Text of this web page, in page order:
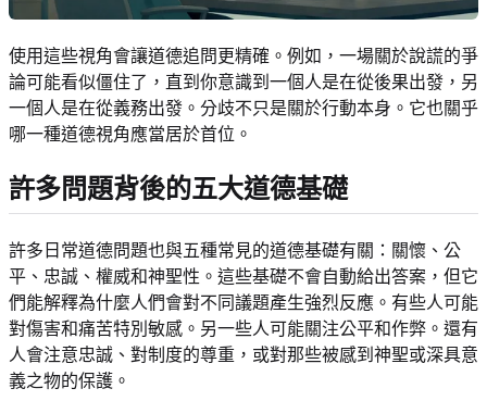
使用這些視角會讓道德追問更精確。例如，一場關於說謊的爭
論可能看似僵住了，直到你意識到一個人是在從後果出發，另
一個人是在從義務出發。分歧不只是關於行動本身。它也關乎
哪一種道德視角應當居於首位。
許多問題背後的五大道德基礎
許多日常道德問題也與五種常見的道德基礎有關：關懷、公
平、忠誠、權威和神聖性。這些基礎不會自動給出答案，但它
們能解釋為什麼人們會對不同議題產生強烈反應。有些人可能
對傷害和痛苦特別敏感。另一些人可能關注公平和作弊。還有
人會注意忠誠、對制度的尊重，或對那些被感到神聖或深具意
義之物的保護。